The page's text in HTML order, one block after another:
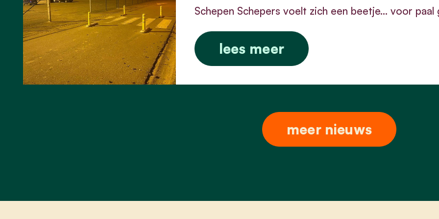
Schepen Schepers voelt zich een beetje... voor paal
lees meer
meer nieuws